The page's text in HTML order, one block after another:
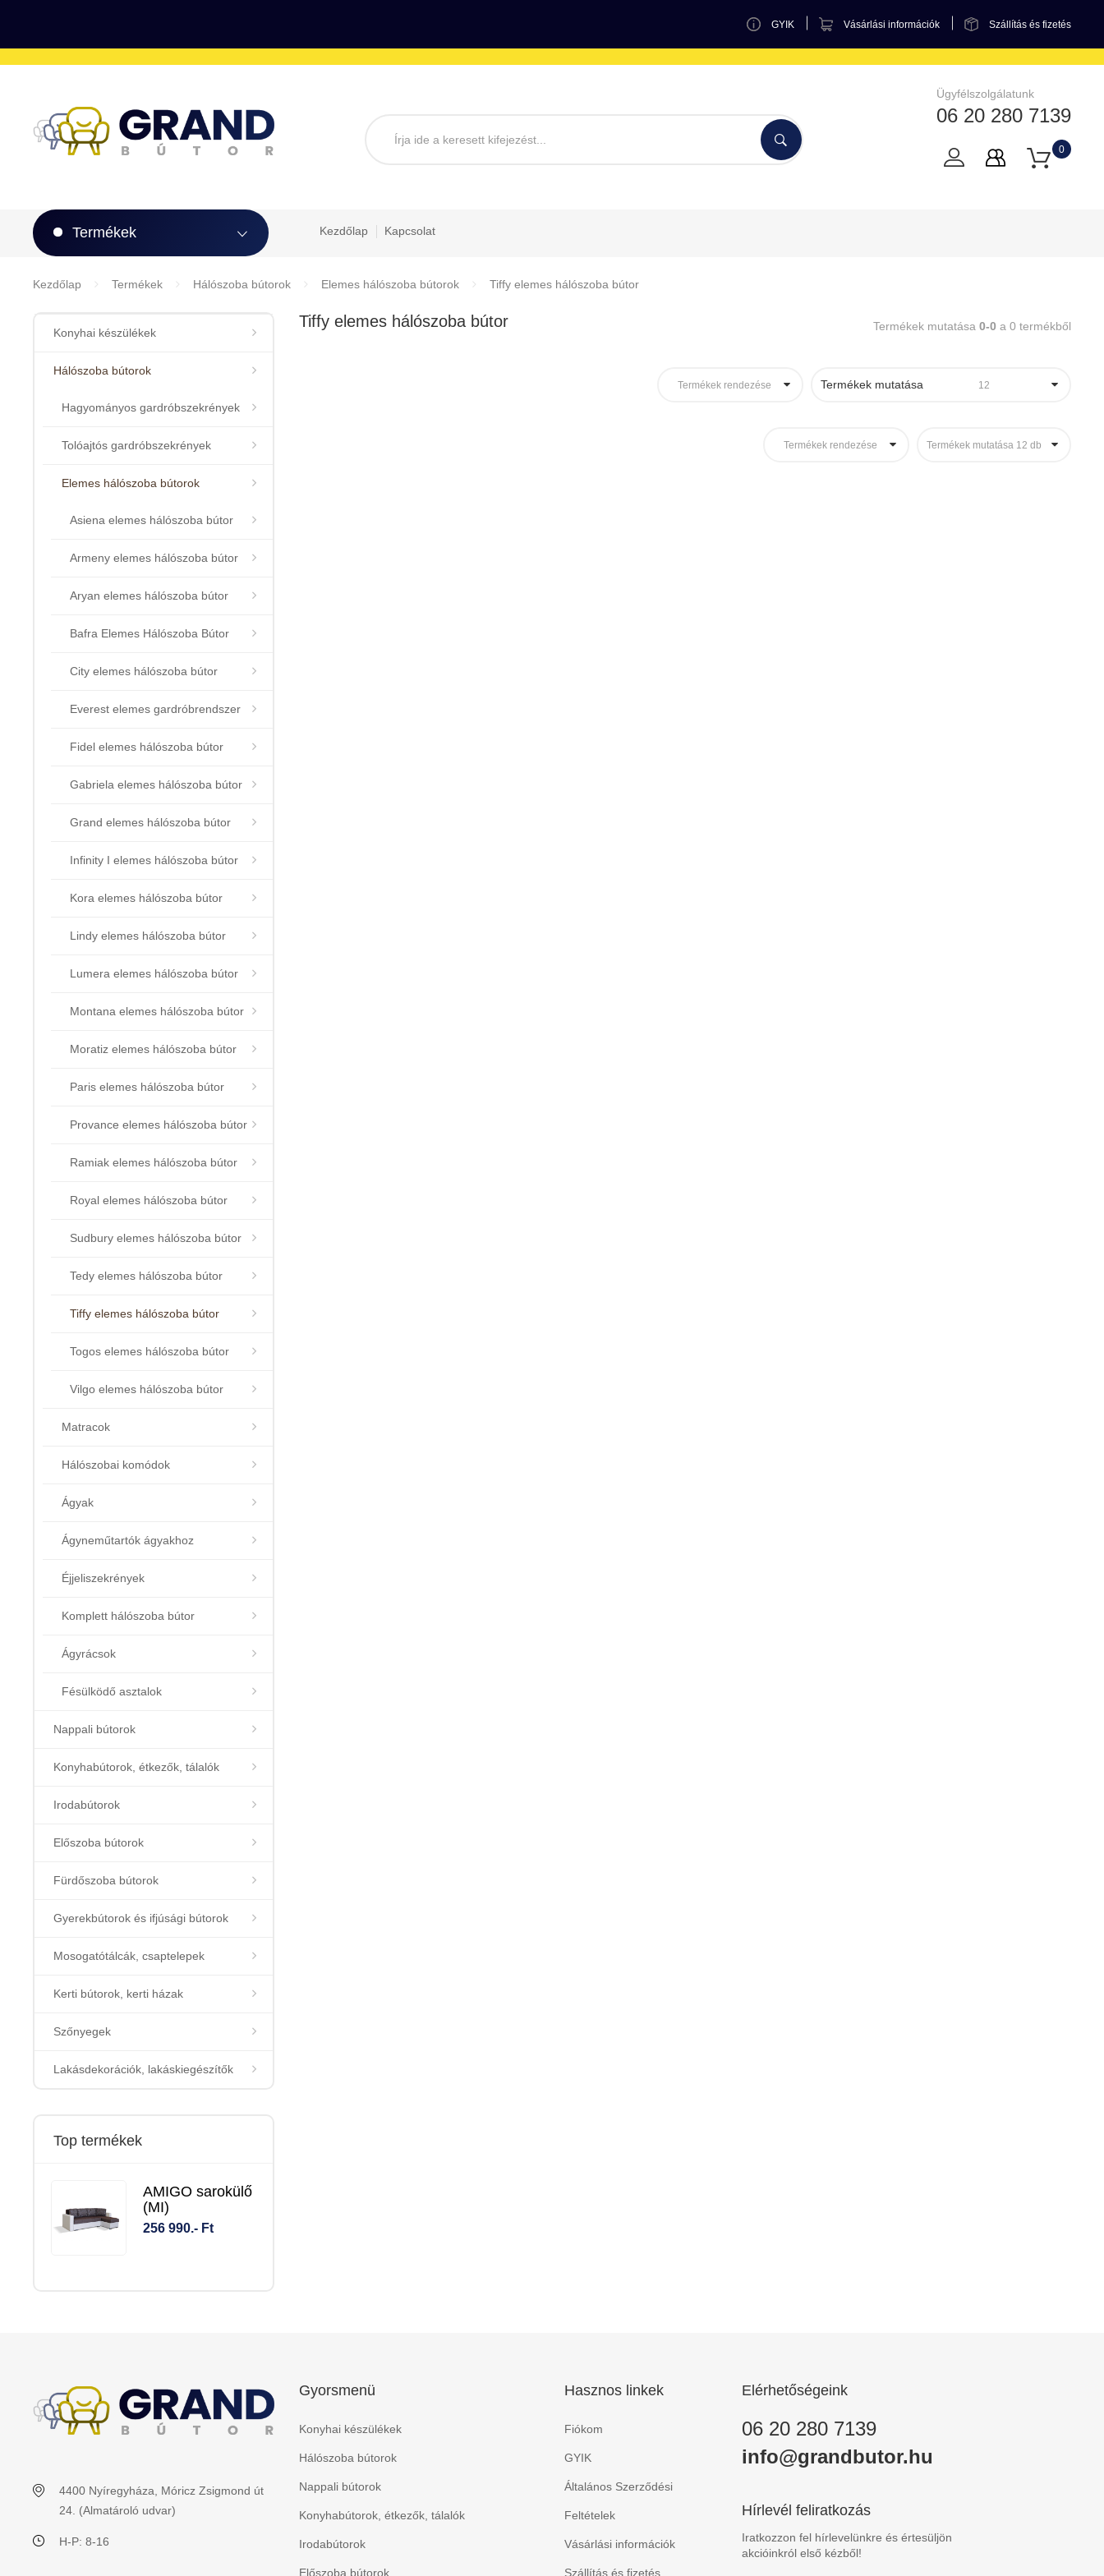
GYIK Vásárlási információk Szállítás és fizetés
Ügyfélszolgálatunk
06 20 280 7139
0
Termékek Kezdőlap Kapcsolat
Kezdőlap Termékek Hálószoba bútorok Elemes hálószoba bútorok Tiffy elemes hálószoba bútor
Konyhai készülékek
Hálószoba bútorok
Hagyományos gardróbszekrények
Tolóajtós gardróbszekrények
Elemes hálószoba bútorok
Asiena elemes hálószoba bútor
Armeny elemes hálószoba bútor
Aryan elemes hálószoba bútor
Bafra Elemes Hálószoba Bútor
City elemes hálószoba bútor
Everest elemes gardróbrendszer
Fidel elemes hálószoba bútor
Gabriela elemes hálószoba bútor
Grand elemes hálószoba bútor
Infinity I elemes hálószoba bútor
Kora elemes hálószoba bútor
Lindy elemes hálószoba bútor
Lumera elemes hálószoba bútor
Montana elemes hálószoba bútor
Moratiz elemes hálószoba bútor
Paris elemes hálószoba bútor
Provance elemes hálószoba bútor
Ramiak elemes hálószoba bútor
Royal elemes hálószoba bútor
Sudbury elemes hálószoba bútor
Tedy elemes hálószoba bútor
Tiffy elemes hálószoba bútor
Togos elemes hálószoba bútor
Vilgo elemes hálószoba bútor
Matracok
Hálószobai komódok
Ágyak
Ágyneműtartók ágyakhoz
Éjjeliszekrények
Komplett hálószoba bútor
Ágyrácsok
Fésülködő asztalok
Nappali bútorok
Konyhabútorok, étkezők, tálalók
Irodabútorok
Előszoba bútorok
Fürdőszoba bútorok
Gyerekbútorok és ifjúsági bútorok
Mosogatótálcák, csaptelepek
Kerti bútorok, kerti házak
Szőnyegek
Lakásdekorációk, lakáskiegészítők
Top termékek
AMIGO sarokülő
(MI)
256 990.- Ft
Tiffy elemes hálószoba bútor Termékek mutatása 0-0 a 0 termékből
Termékek rendezése Termékek mutatása 12
Termékek rendezése Termékek mutatása 12 db
4400 Nyíregyháza, Móricz Zsigmond út
24. (Almatároló udvar)
H-P: 8-16
Gyorsmenü
Konyhai készülékek
Hálószoba bútorok
Nappali bútorok
Konyhabútorok, étkezők, tálalók
Irodabútorok
Előszoba bútorok
Hasznos linkek
Fiókom
GYIK
Általános Szerződési
Feltételek
Vásárlási információk
Szállítás és fizetés
Elérhetőségeink
06 20 280 7139
info@grandbutor.hu
Hírlevél feliratkozás
Iratkozzon fel hírlevelünkre és értesüljön
akcióinkról első kézből!